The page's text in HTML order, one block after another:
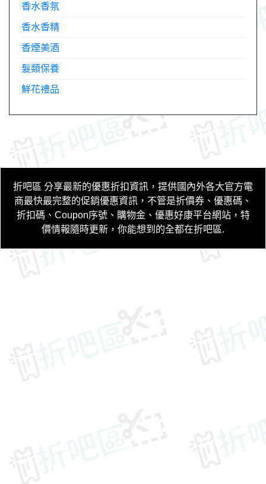
香水香氛
香水香精
香煙美酒
髮類保養
鮮花禮品
折吧區 分享最新的優惠折扣資訊，提供國內外各大官方電
商最快最完整的促銷優惠資訊，不管是折價券、優惠碼、
折扣碼、Coupon序號、購物金、優惠好康平台網站，特
價情報隨時更新，你能想到的全都在折吧區.